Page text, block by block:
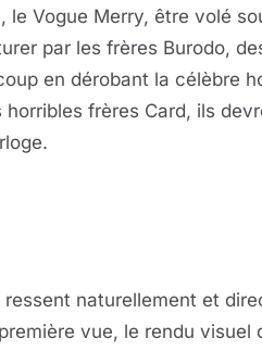
le Vogue Merry, être volé
par les frères Burodo,
en dérobant la célèbre
horribles frères Card, ils
naturellement et
vue, le rendu visuel